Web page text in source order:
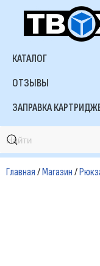
Перейти
содержимому
КАТАЛОГ
ОТЗЫВЫ
ЗАПРАВКА
Главная/Магазин/